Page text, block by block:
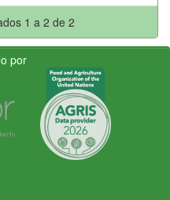
1 a 2 de 2
por